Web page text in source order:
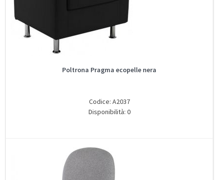
Poltrona Pragma ecopelle nera
Codice: A2037
Disponibilità: 0